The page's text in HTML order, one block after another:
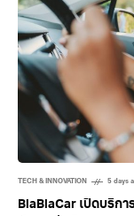
TECH & INNOVATION 5 days
BlaBlaCar เปิดบริก